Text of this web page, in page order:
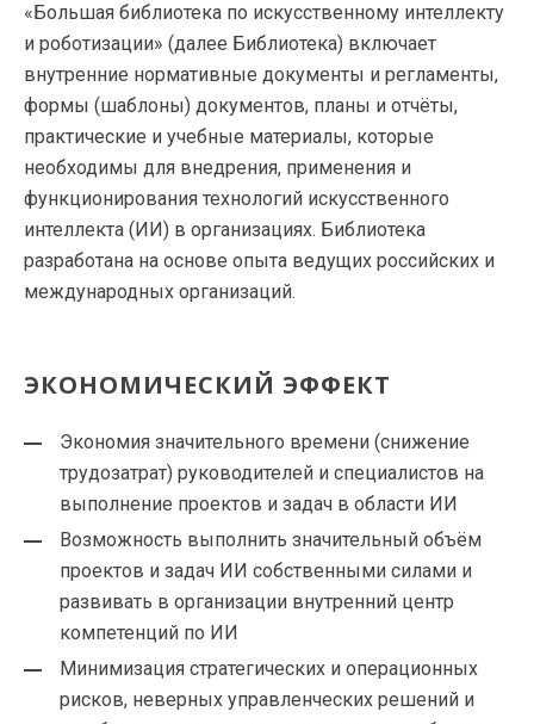
«Большая библиотека по искусственному интеллекту
и роботизации» (далее Библиотека) включает
внутренние нормативные документы и регламенты,
формы (шаблоны) документов, планы и отчёты,
практические и учебные материалы, которые
необходимы для внедрения, применения и
функционирования технологий искусственного
интеллекта (ИИ) в организациях. Библиотека
разработана на основе опыта ведущих российских и
международных организаций.
ЭКОНОМИЧЕСКИЙ ЭФФЕКТ
Экономия значительного времени (снижение
трудозатрат) руководителей и специалистов на
выполнение проектов и задач в области ИИ
Возможность выполнить значительный объём
проектов и задач ИИ собственными силами и
развивать в организации внутренний центр
компетенций по ИИ
Минимизация стратегических и операционных
рисков, неверных управленческих решений и